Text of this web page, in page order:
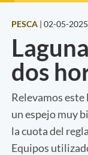
PESCA | 02-05-
dos
Relevamos
un espejo muy
la cuota del
Equipos